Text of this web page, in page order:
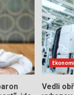
Vedli